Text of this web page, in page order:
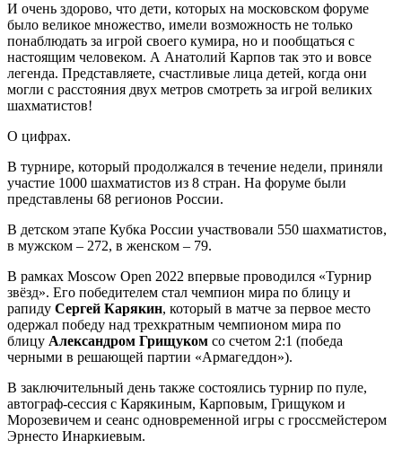
И очень здорово, что дети, которых на московском форуме
было великое множество, имели возможность не только
понаблюдать за игрой своего кумира, но и пообщаться с
настоящим человеком. А Анатолий Карпов так это и вовсе
легенда. Представляете, счастливые лица детей, когда они
могли с расстояния двух метров смотреть за игрой великих
шахматистов!
О цифрах.
В турнире, который продолжался в течение недели, приняли
участие 1000 шахматистов из 8 стран. На форуме были
представлены 68 регионов России.
В детском этапе Кубка России участвовали 550 шахматистов,
в мужском – 272, в женском – 79.
В рамках Moscow Open 2022 впервые проводился «Турнир
звёзд». Его победителем стал чемпион мира по блицу и
рапиду Сергей Карякин, который в матче за первое место
одержал победу над трехкратным чемпионом мира по
блицу Александром Грищуком со счетом 2:1 (победа
черными в решающей партии «Армагеддон»).
В заключительный день также состоялись турнир по пуле,
автограф-сессия с Карякиным, Карповым, Грищуком и
Морозевичем и сеанс одновременной игры с гроссмейстером
Эрнесто Инаркиевым.